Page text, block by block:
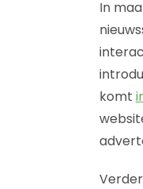
In
komt